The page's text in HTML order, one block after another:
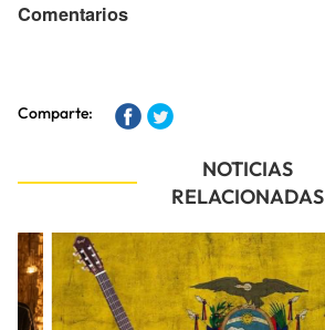
Comentarios
Comparte:
NOTICIAS
RELACIONADAS